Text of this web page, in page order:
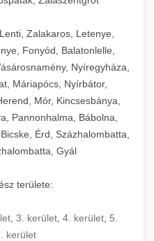
Zalakaros, Letenye,
Fonyód, Balatonlelle,
Nyíregyháza,
Máriapócs, Nyírbátor,
Mór, Kincsesbánya,
Pannonhalma, Bábolna,
Érd, Százhalombatta,
Gyál
területe:
3. kerület 4. kerület 5.
kerület